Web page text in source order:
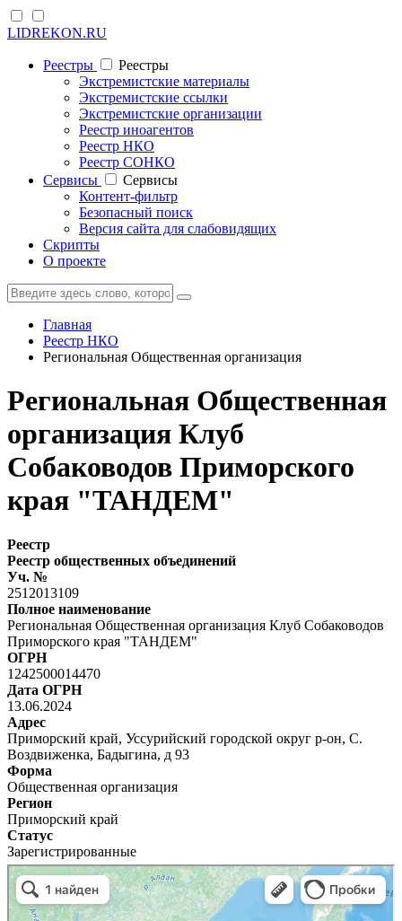
LIDREKON.RU
Реестры
Реестры
Экстремистские материалы
Экстремистские ссылки
Экстремистские организации
Реестр иноагентов
Реестр НКО
Реестр СОНКО
Cервисы
Cервисы
Контент-фильтр
Безопасный поиск
Версия сайта для слабовидящих
Скрипты
О проекте
Главная
Реестр НКО
Региональная Общественная организация
Региональная Общественная
организация Клуб
Собаководов Приморского
края "ТАНДЕМ"
Реестр
Реестр общественных объединений
Уч. №
2512013109
Полное наименование
Региональная Общественная организация Клуб Собаководов
Приморского края "ТАНДЕМ"
ОГРН
1242500014470
Дата ОГРН
13.06.2024
Адрес
Приморский край, Уссурийский городской округ р-он, С.
Воздвиженка, Бадыгина, д 93
Форма
Общественная организация
Регион
Приморский край
Статус
Зарегистрированные